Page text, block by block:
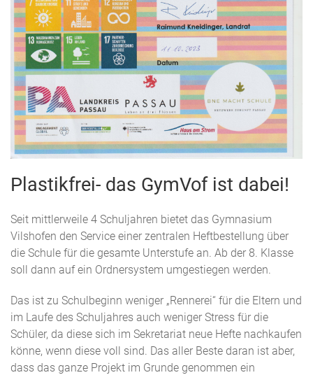
Plastikfrei- das GymVof ist dabei!
Seit mittlerweile 4 Schuljahren bietet das Gymnasium
Vilshofen den Service einer zentralen Heftbestellung über
die Schule für die gesamte Unterstufe an. Ab der 8. Klasse
soll dann auf ein Ordnersystem umgestiegen werden.
Das ist zu Schulbeginn weniger „Rennerei“ für die Eltern und
im Laufe des Schuljahres auch weniger Stress für die
Schüler, da diese sich im Sekretariat neue Hefte nachkaufen
könne, wenn diese voll sind. Das aller Beste daran ist aber,
dass das ganze Projekt im Grunde genommen ein